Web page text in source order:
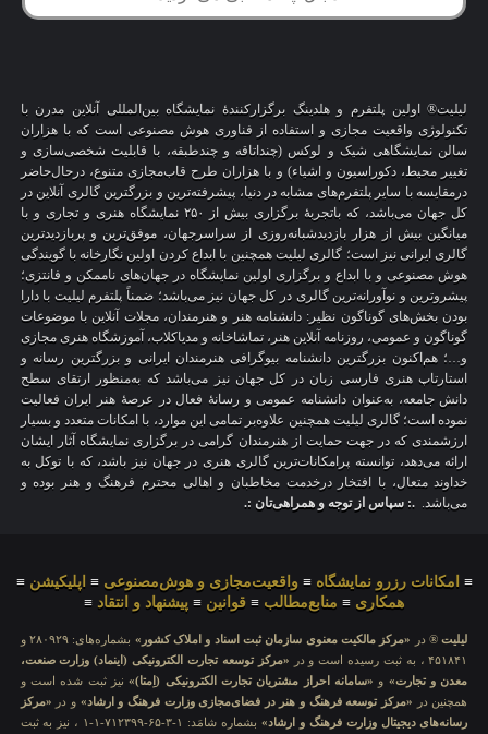
لیلیت® اولین پلتفرم و هلدینگ برگزارکنندهٔ نمایشگاه بین‌المللی آنلاین مدرن با
تکنولوژی واقعیت مجازی و استفاده از فناوری هوش مصنوعی است که با هزاران
سالن نمایشگاهی شیک و لوکس (چنداتاقه و چندطبقه، با قابلیت شخصی‌سازی و
تغییر محیط، دکوراسیون و اشیاء) و با هزاران طرح قاب‌مجازی متنوع، درحال‌حاضر
درمقایسه با سایر پلتفرم‌های مشابه در دنیا، پیشرفته‌ترین و بزرگترین گالری آنلاین در
کل جهان می‌باشد، که باتجربهٔ برگزاری بیش از ۲۵۰ نمایشگاه هنری و تجاری و با
میانگین بیش از هزار بازدیدشبانه‌روزی از سراسرجهان، موفق‌ترین و پربازدیدترین
گالری ایرانی نیز است؛ گالری لیلیت همچنین با ابداع کردن اولین نگارخانه با گویندگی
هوش مصنوعی و با ابداع و برگزاری اولین نمایشگاه در جهان‌های ناممکن و فانتزی؛
پیشروترین و نوآورانه‌ترین گالری در کل جهان نیز می‌باشد؛ ضمناً پلتفرم لیلیت با دارا
بودن بخش‌های گوناگون نظیر: دانشنامه هنر و هنرمندان، مجلات آنلاین با موضوعات
گوناگون و عمومی، روزنامه آنلاین هنر، تماشاخانه و مدیاکلاب، آموزشگاه هنری مجازی
و…؛ هم‌اکنون بزرگترین دانشنامه بیوگرافی هنرمندان ایرانی و بزرگترین رسانه و
استارتاپ هنری فارسی زبان در کل جهان نیز می‌باشد که به‌منظور ارتقای سطح
دانش جامعه، به‌عنوان دانشنامه عمومی و رسانهٔ فعال در عرصهٔ هنر ایران فعالیت
نموده است؛ گالری لیلیت همچنین علاوه‌بر تمامی این موارد، با امکانات متعدد و بسیار
ارزشمندی که در جهت حمایت از هنرمندان گرامی در برگزاری نمایشگاه آثار ایشان
ارائه می‌دهد، توانسته پرامکانات‌ترین گالری هنری در جهان نیز باشد، که با توکل به
خداوند متعال، با افتخار درخدمت مخاطبان و اهالی محترم فرهنگ و هنر بوده و
می‌باشد. .: سپاس از توجه و همراهی‌تان :.
≡ امکانات رزرو نمایشگاه ≡واقعیت‌مجازی و هوش‌مصنوعی ≡ اپلیکیشن ≡
همکاری ≡ منابع‌مطالب ≡ قوانین ≡ پیشنهاد و انتقاد ≡
لیلیت® در «مرکز مالکیت معنوی سازمان ثبت اسناد و املاک کشور»
بشماره‌های: ۲۸۰۹۲۹ و
۴۵۱۸۴۱ ، به ثبت رسیده است و در
«مرکز توسعه تجارت الکترونیکی (اینماد) وزارت صنعت،
معدن و تجارت» و «سامانه احراز مشتریان تجارت الکترونیکی (اِمتا)»نیز ثبت شده است و
همچنین در
«مرکز توسعه فرهنگ و هنر در فضای‌مجازی وزارت فرهنگ و ارشاد» و در «مرکز
رسانه‌های دیجیتال وزارت فرهنگ و ارشاد»
بشماره شامَد: ۱-۳-۶۵-۷۱۲۳۹۹-۱-۱ ، نیز به ثبت